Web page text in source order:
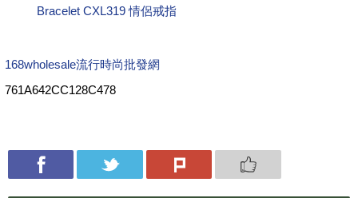
Bracelet CXL319 情侶戒指
168wholesale流行時尚批發網
761A642CC128C478